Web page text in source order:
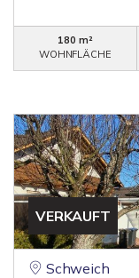
180 m²
WOHNFLÄCHE
VERKAUFT
Schweich